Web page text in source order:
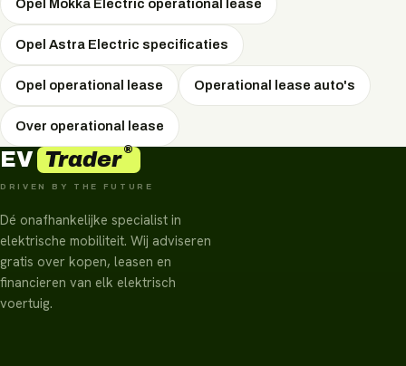
Opel Mokka Electric operational lease
Opel Astra Electric specificaties
Opel operational lease Operational lease auto's
Over operational lease
EV Trader®
DRIVEN BY THE FUTURE
Dé onafhankelijke specialist in
elektrische mobiliteit. Wij adviseren
gratis over kopen, leasen en
financieren van elk elektrisch
voertuig.